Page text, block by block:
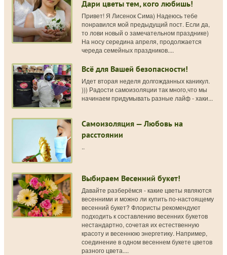
Дари цветы тем, кого любишь!
Привет! Я Лисенок Сима) Надеюсь тебе
понравился мой предыдущий пост. Если да,
то лови новый о замечательном празднике)
На носу середина апреля, продолжается
череда семейных праздников....
Всё для Вашей безопасности!
Идет вторая неделя долгожданных каникул.
))) Радости самоизоляции так много,что мы
начинаем придумывать разные лайф - хаки...
Самоизоляция — Любовь на
расстоянии
..
Выбираем Весенний букет!
Давайте разберёмся - какие цветы являются
весенними и можно ли купить по-настоящему
весенний букет? Флористы рекомендуют
подходить к составлению весенних букетов
нестандартно, сочетая их естественную
красоту и весеннюю энергетику. Например,
соединение в одном весеннем букете цветов
разного цвета....